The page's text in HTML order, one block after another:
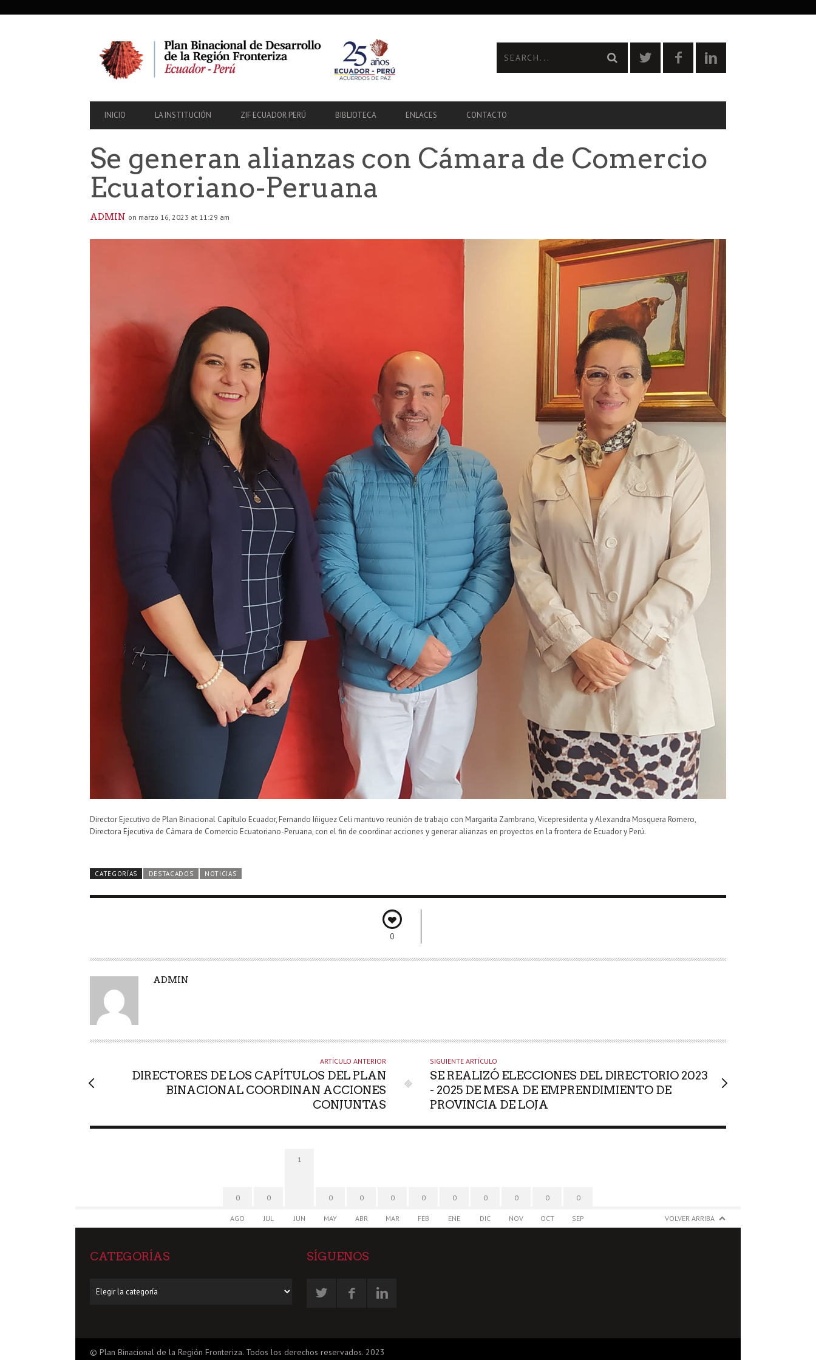
PRIMARY
NAVIGATION
INICIO LA INSTITUCIÓN ZIF ECUADOR PERÚ BIBLIOTECA ENLACES CONTACTO
Se generan alianzas con Cámara de Comercio
Ecuatoriano-Peruana
ADMIN on marzo 16, 2023 at 11:29 am
Director Ejecutivo de Plan Binacional Capítulo Ecuador, Fernando Iñiguez Celi mantuvo reunión de trabajo con Margarita Zambrano, Vicepresidenta y Alexandra Mosquera Romero,
Directora Ejecutiva de Cámara de Comercio Ecuatoriano-Peruana, con el fin de coordinar acciones y generar alianzas en proyectos en la frontera de Ecuador y Perú.
CATEGORÍAS DESTACADOS NOTICIAS
0
A
R
ADMIN
ARTÍCULO ANTERIOR
DIRECTORES DE LOS CAPÍTULOS DEL PLAN
BINACIONAL COORDINAN ACCIONES
CONJUNTAS
SIGUIENTE ARTÍCULO
SE REALIZÓ ELECCIONES DEL DIRECTORIO 2023
- 2025 DE MESA DE EMPRENDIMIENTO DE
PROVINCIA DE LOJA
0
AGO
0
JUL
1
JUN
0
MAY
0
ABR
0
MAR
0
FEB
0
ENE
0
DIC
0
NOV
0
OCT
0
SEP VOLVER ARRIBA
CATEGORÍAS SÍGUENOS
© Plan Binacional de la Región Fronteriza. Todos los derechos reservados. 2023